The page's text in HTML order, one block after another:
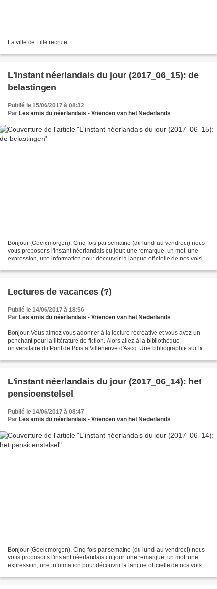
La ville de Lille recrute
L'instant néerlandais du jour (2017_06_15): de
belastingen
Publié le 15/06/2017 à 08:32
Par Les amis du néerlandais - Vrienden van het Nederlands
Bonjour (Goeiemorgen), Cinq fois par semaine (du lundi au vendredi) nous
vous proposons l'instant néerlandais du jour: une remarque, un mot, une
expression, une information pour découvrir la langue officielle de nos voisins
Lectures de vacances (?)
Publié le 14/06/2017 à 18:56
Par Les amis du néerlandais - Vrienden van het Nederlands
Bonjour, Vous aimez vous adonner à la lecture récréative et vous avez un
penchant pour la littérature de fiction. Alors allez à la bibliothèque
universitaire du Pont de Bois à Villeneuve d'Ascq. Une bibliographie sur la
L'instant néerlandais du jour (2017_06_14): het
pensioenstelsel
Publié le 14/06/2017 à 08:47
Par Les amis du néerlandais - Vrienden van het Nederlands
Bonjour (Goeiemorgen), Cinq fois par semaine (du lundi au vendredi) nous
vous proposons l'instant néerlandais du jour: une remarque, un mot, une
expression, une information pour découvrir la langue officielle de nos voisins